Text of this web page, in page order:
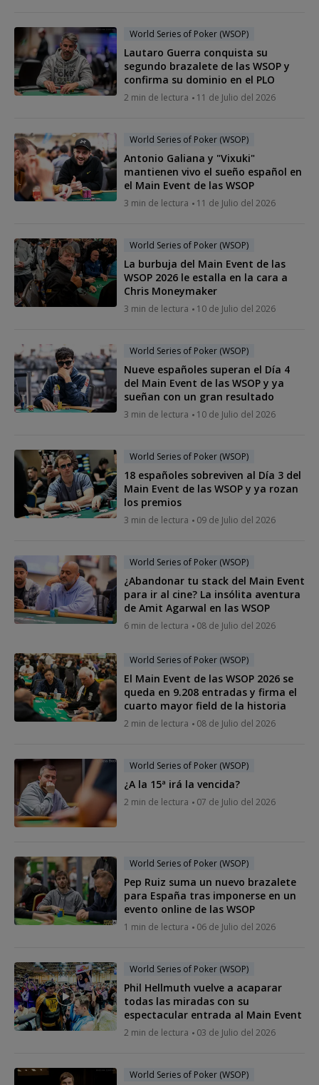
World Series of Poker (WSOP)
Lautaro Guerra conquista su
segundo brazalete de las WSOP y
confirma su dominio en el PLO
2 min de lectura 11 de Julio del 2026
World Series of Poker (WSOP)
Antonio Galiana y "Vixuki"
mantienen vivo el sueño español en
el Main Event de las WSOP
3 min de lectura 11 de Julio del 2026
World Series of Poker (WSOP)
La burbuja del Main Event de las
WSOP 2026 le estalla en la cara a
Chris Moneymaker
3 min de lectura 10 de Julio del 2026
World Series of Poker (WSOP)
Nueve españoles superan el Día 4
del Main Event de las WSOP y ya
sueñan con un gran resultado
3 min de lectura 10 de Julio del 2026
World Series of Poker (WSOP)
18 españoles sobreviven al Día 3 del
Main Event de las WSOP y ya rozan
los premios
3 min de lectura 09 de Julio del 2026
World Series of Poker (WSOP)
¿Abandonar tu stack del Main Event
para ir al cine? La insólita aventura
de Amit Agarwal en las WSOP
6 min de lectura 08 de Julio del 2026
World Series of Poker (WSOP)
El Main Event de las WSOP 2026 se
queda en 9.208 entradas y firma el
cuarto mayor field de la historia
2 min de lectura 08 de Julio del 2026
World Series of Poker (WSOP)
¿A la 15ª irá la vencida?
2 min de lectura 07 de Julio del 2026
World Series of Poker (WSOP)
Pep Ruiz suma un nuevo brazalete
para España tras imponerse en un
evento online de las WSOP
1 min de lectura 06 de Julio del 2026
World Series of Poker (WSOP)
Phil Hellmuth vuelve a acaparar
todas las miradas con su
espectacular entrada al Main Event
2 min de lectura 03 de Julio del 2026
World Series of Poker (WSOP)